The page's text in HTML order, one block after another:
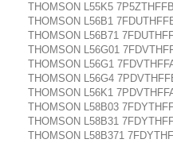
THOMSON L55K5
THOMSON L56B1
THOMSON L56B71
THOMSON L56G01
THOMSON L56G1
THOMSON L56G4
THOMSON L56K1
THOMSON L58B03
THOMSON L58B31
THOMSON L58B371